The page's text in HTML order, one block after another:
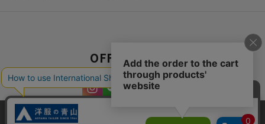
OFFICIAL SNS